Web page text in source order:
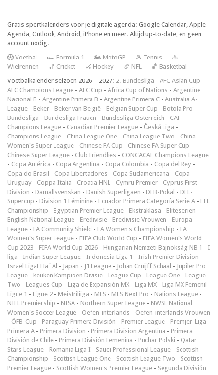
Gratis sportkalenders voor je digitale agenda: Google Calendar, Apple
Agenda, Outlook, Android, iPhone en meer. Altijd up-to-date, en geen
account nodig.
Voetbal — 🏎️ Formula 1 — 🏍 MotoGP — 🎾 Tennis — 🚴
Wielrennen — 🏏 Cricket — 🏑 Hockey — 🏈 NFL — 🏀 Basketbal
Voetbalkalender seizoen 2026 – 2027: 2. Bundesliga - AFC Asian Cup -
AFC Champions League - AFC Cup - Africa Cup of Nations - Argentine
Nacional B - Argentine Primera B - Argentine Primera C - Australia A-
League - Beker - Beker van België - Belgian Super Cup - Botola Pro -
Bundesliga - Bundesliga Frauen - Bundesliga Österreich - CAF
Champions League - Canadian Premier League - Česká Liga -
Champions League - China League One - China League Two - China
Women's Super League - Chinese FA Cup - Chinese FA Super Cup -
Chinese Super League - Club Friendlies - CONCACAF Champions League
- Copa América - Copa Argentina - Copa Colombia - Copa del Rey -
Copa do Brasil - Copa Libertadores - Copa Sudamericana - Copa
Uruguay - Coppa Italia - Croatia HNL - Cymru Premier - Cyprus First
Division - Damallsvenskan - Danish Superligaen - DFB-Pokal - DFL-
Supercup - Division 1 Féminine - Ecuador Primera Categoría Serie A - EFL
Championship - Egyptian Premier League - Ekstraklasa - Eliteserien -
English National League - Eredivisie - Eredivisie Vrouwen - Europa
League - FA Community Shield - FA Women's Championship - FA
Women's Super League - FIFA Club World Cup - FIFA Women's World
Cup 2023 - FIFA World Cup 2026 - Hungarian Nemzeti Bajnokság NB 1 - I
liga - Indian Super League - Indonesia Liga 1 - Irish Premier Division -
Israel Ligat Ha`Al - Japan - J1 League - Johan Cruijff Schaal - Jupiler Pro
League - Keuken Kampioen Divisie - League Cup - League One - League
Two - Leagues Cup - Liga de Expansión MX - Liga MX - Liga MX Femenil -
Ligue 1 - Ligue 2 - Meistriliiga - MLS - MLS Next Pro - Nations League -
NIFL Premiership - NISA - Northern Super League - NWSL National
Women's Soccer League - Oefen-interlands - Oefen-interlands Vrouwen
- ÖFB-Cup - Paraguay Primera División - Premier League - Premjer-Liga -
Primera A - Primera Division - Primera Division Argentina - Primera
División de Chile - Primera División Femenina - Puchar Polski - Qatar
Stars League - Romania Liga I - Saudi Professional League - Scottish
Championship - Scottish League One - Scottish League Two - Scottish
Premier League - Scottish Women's Premier League - Segunda División